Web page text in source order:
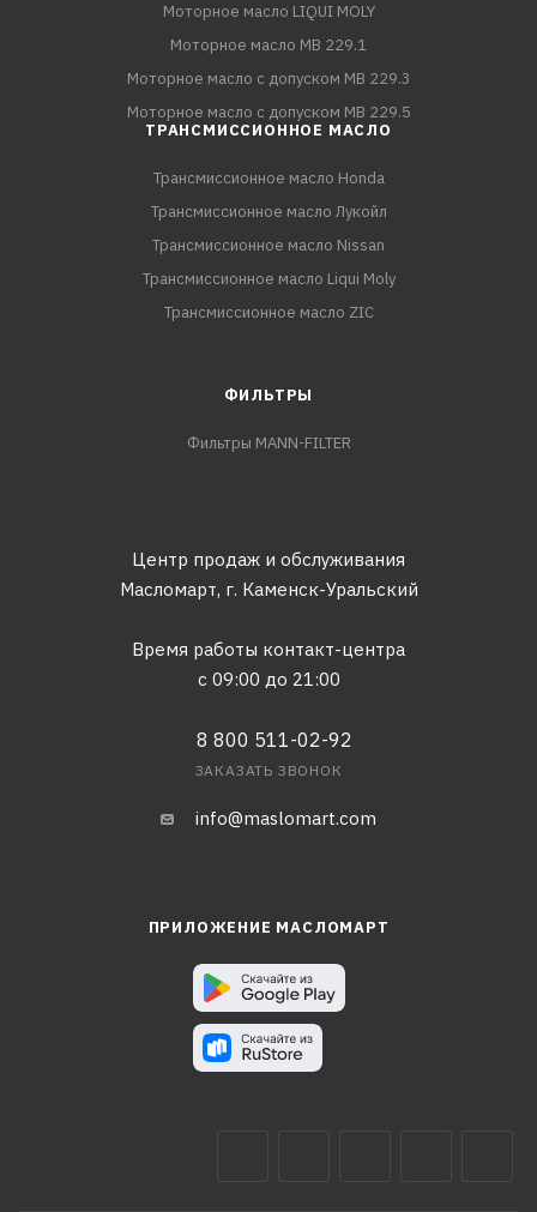
Моторное масло LIQUI MOLY
Моторное масло MB 229.1
Моторное масло с допуском MB 229.3
Моторное масло с допуском MB 229.5
ТРАНСМИССИОННОЕ МАСЛО
Трансмиссионное масло Honda
Трансмиссионное масло Лукойл
Трансмиссионное масло Nissan
Трансмиссионное масло Liqui Moly
Трансмиссионное масло ZIC
ФИЛЬТРЫ
Фильтры MANN-FILTER
Центр продаж и обслуживания
Масломарт, г. Каменск-Уральский
Время работы контакт-центра
с 09:00 до 21:00
8 800 511-02-92
ЗАКАЗАТЬ ЗВОНОК
info@maslomart.com
ПРИЛОЖЕНИЕ МАСЛОМАРТ